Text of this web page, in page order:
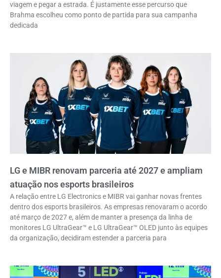
viagem e pegar a estrada. É justamente esse percurso que
Brahma escolheu como ponto de partida para sua campanha
dedicada
LG e MIBR renovam parceria até 2027 e ampliam
atuação nos esports brasileiros
A relação entre LG Electronics e MIBR vai ganhar novas frentes
dentro dos esports brasileiros. As empresas renovaram o acordo
até março de 2027 e, além de manter a presença da linha de
monitores LG UltraGear™ e LG UltraGear™ OLED junto às equipes
da organização, decidiram estender a parceria para